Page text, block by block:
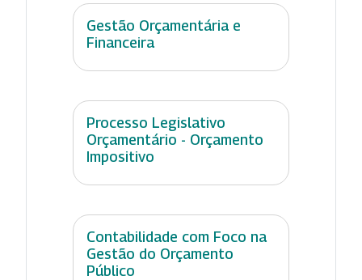
Gestão Orçamentária e
Financeira
Processo Legislativo
Orçamentário - Orçamento
Impositivo
Contabilidade com Foco na
Gestão do Orçamento
Público